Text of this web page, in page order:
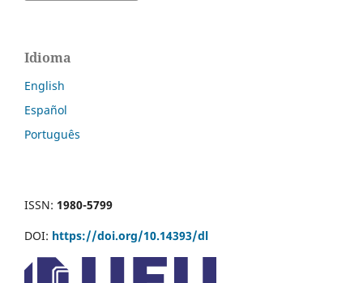
Idioma
English
Español
Português
ISSN: 1980-5799
DOI: https://doi.org/10.14393/dl